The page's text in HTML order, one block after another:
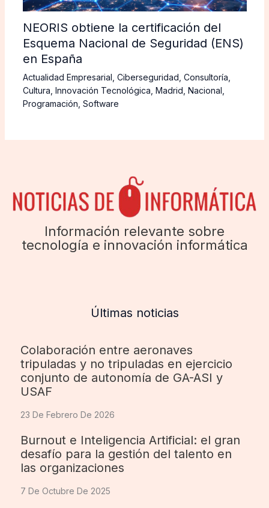
NEORIS obtiene la certificación del
Esquema Nacional de Seguridad (ENS)
en España
Actualidad Empresarial Ciberseguridad Consultoría
Cultura Innovación Tecnológica Madrid Nacional
Programación Software
Información relevante sobre
tecnología e innovación informática
Últimas noticias
Colaboración entre aeronaves
tripuladas y no tripuladas en ejercicio
conjunto de autonomía de GA-ASI y
USAF
23 De Febrero De 2026
Burnout e Inteligencia Artificial: el gran
desafío para la gestión del talento en
las organizaciones
7 De Octubre De 2025